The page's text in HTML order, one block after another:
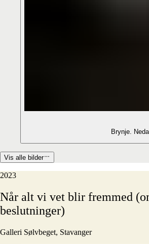
Brynje.
Vis alle bilder
2023
Når alt vi vet blir fremmed
beslutninger)
Galleri Sølvbeget, Stavanger